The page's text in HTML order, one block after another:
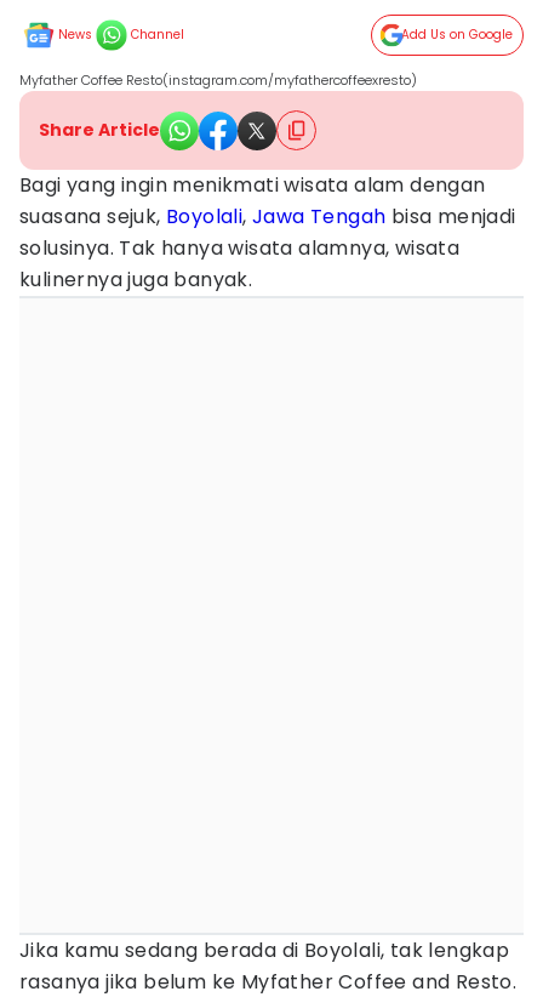
News Channel Add Us on Google
Myfather Coffee Resto(instagram.com/myfathercoffeexresto)
Share Article
Bagi yang ingin menikmati wisata alam dengan
suasana sejuk, Boyolali,Jawa Tengah bisa menjadi
solusinya. Tak hanya wisata alamnya, wisata
kulinernya juga banyak.
Jika kamu sedang berada di Boyolali, tak lengkap
rasanya jika belum ke Myfather Coffee and Resto.